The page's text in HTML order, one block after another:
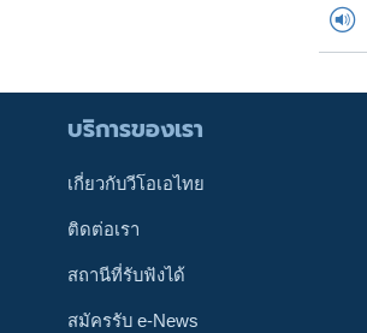
บริการของเรา
เกี่ยวกับวีโอเอไทย
ติดต่อเรา
สถานีที่รับฟังได้
สมัครรับ e-News